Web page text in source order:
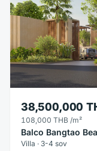
38,500,000
108,000 THB /m²
Balco Bangtao
Villa · 3-4 sov